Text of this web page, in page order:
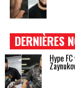
DERNIÈRES
Hype